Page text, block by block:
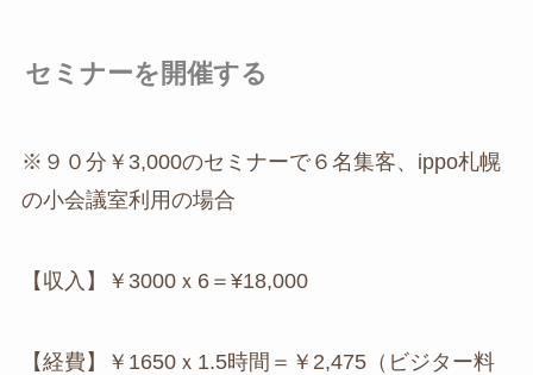
セミナーを開催する
※９０分￥3,000のセミナーで６名集客、ippo札幌
の小会議室利用の場合
【収入】￥3000ｘ6＝¥18,000
【経費】￥1650ｘ1.5時間＝￥2,475（ビジター料